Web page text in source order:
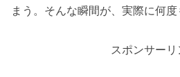
まう。そんな瞬間が、実際に何度
スポンサーリ